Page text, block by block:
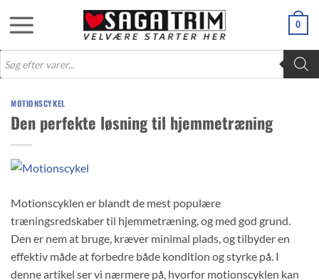
0
Products
search
MOTIONSCYKEL
Den perfekte løsning til hjemmetræning
Motionscyklen er blandt de mest populære
træningsredskaber til hjemmetræning, og med god grund.
Den er nem at bruge, kræver minimal plads, og tilbyder en
effektiv måde at forbedre både kondition og styrke på. I
denne artikel ser vi nærmere på, hvorfor motionscyklen kan